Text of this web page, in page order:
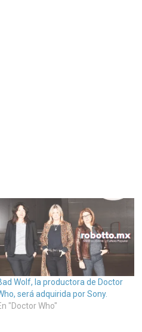
Wolf, la productora de Doctor
será adquirida por Sony.
"Doctor Who"